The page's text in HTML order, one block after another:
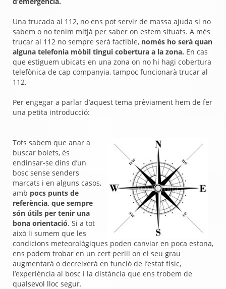
Una trucada al 112, no ens pot servir de massa ajuda si no
sabem o no tenim mitjà per saber on estem situats. A més
trucar al 112 no sempre serà factible, només ho serà quan
alguna telefonia mòbil tingui cobertura a la zona. En cas
que estiguem ubicats en una zona on no hi hagi cobertura
telefònica de cap companyia, tampoc funcionarà trucar al
112.
Per engegar a parlar d’aquest tema prèviament hem de fer
una petita introducció:
Tots sabem que anar a
buscar bolets, és
endinsar-se dins d’un
bosc sense senders
marcats i en alguns casos,
amb pocs punts de
referència, que sempre
són útils per tenir una
bona orientació. Si a tot
això li sumem que les
condicions meteorològiques poden canviar en poca estona,
ens podem trobar en un cert perill on el seu grau
augmentarà o decreixerà en funció de l’estat físic,
l’experiència al bosc i la distància que ens trobem de
qualsevol lloc segur.